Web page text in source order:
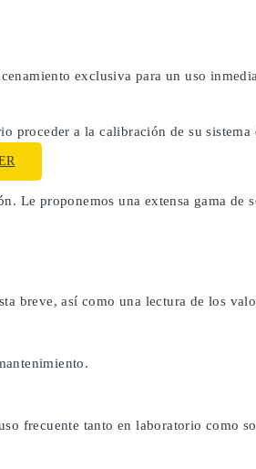
exclusiva para un uso
proceder a la calibración de su
Le proponemos una extensa gama de
breve, así como una lectura de los
frecuente tanto en laboratorio como